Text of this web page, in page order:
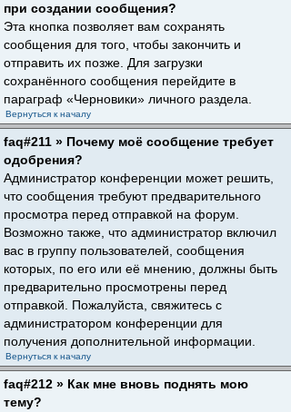
при создании сообщения?
Эта кнопка позволяет вам сохранять
сообщения для того, чтобы закончить и
отправить их позже. Для загрузки
сохранённого сообщения перейдите в
параграф «Черновики» личного раздела.
Вернуться к началу
faq#211 » Почему моё сообщение требует
одобрения?
Администратор конференции может решить,
что сообщения требуют предварительного
просмотра перед отправкой на форум.
Возможно также, что администратор включил
вас в группу пользователей, сообщения
которых, по его или её мнению, должны быть
предварительно просмотрены перед
отправкой. Пожалуйста, свяжитесь с
администратором конференции для
получения дополнительной информации.
Вернуться к началу
faq#212 » Как мне вновь поднять мою
тему?